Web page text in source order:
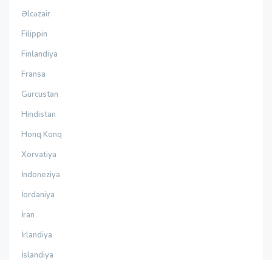
Əlcəzair
Filippin
Finlandiya
Fransa
Gürcüstan
Hindistan
Honq Konq
Xorvatiya
İndoneziya
İordaniya
İran
İrlandiya
İslandiya